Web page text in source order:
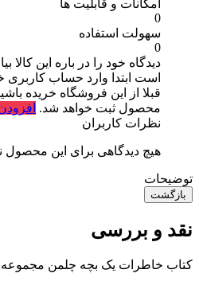
امکانات و قابلیت ها
0
سهولت استفاده
0
دیدگاه خود را در باره این کالا
است ابتدا وارد حساب کاربری
قبلا از این فروشگاه خریده
محصول ثبت خواهد شد.
نظرات کاربران
هیچ دیدگاهی برای این
توضیحات
بازگشت
نقد و بررسی
کتاب خاطرات یک بچه چلمن مجموعه 19 جلدی